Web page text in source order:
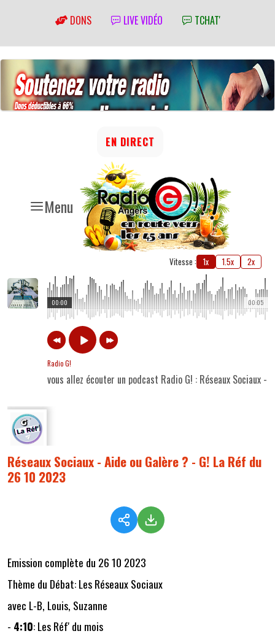
DONS LIVE VIDÉO TCHAT'
Menu
EN DIRECT
Vitesse : 1x 1.5x 2x
00:05
00:00
Radio G!
vous allez écouter un podcast Radio G! : Réseaux Sociaux
Réseaux Sociaux - Aide ou Galère ? - G! La Réf du
26 10 2023
Emission complète du 26 10 2023
Thème du Débat: Les Réseaux Sociaux
avec L-B, Louis, Suzanne
- 4:10: Les Réf' du mois